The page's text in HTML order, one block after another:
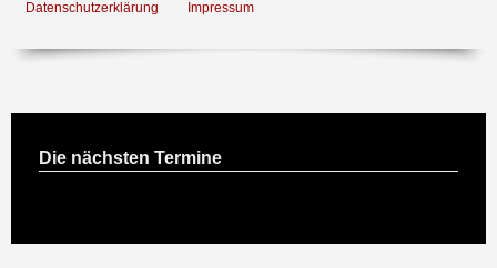
Datenschutzerklärung Impressum
Die nächsten Termine